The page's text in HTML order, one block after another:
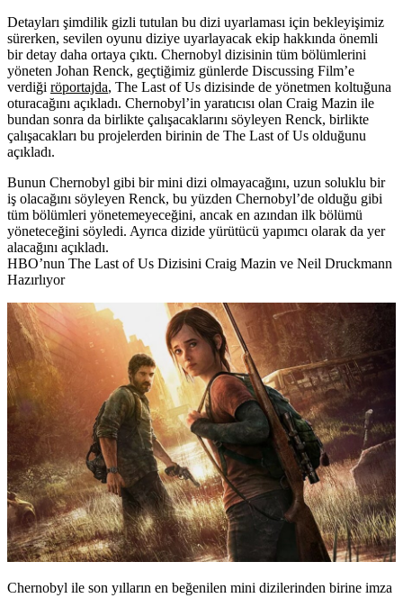
Detayları şimdilik gizli tutulan bu dizi uyarlaması için bekleyişimiz
sürerken, sevilen oyunu diziye uyarlayacak ekip hakkında önemli
bir detay daha ortaya çıktı. Chernobyl dizisinin tüm bölümlerini
yöneten Johan Renck, geçtiğimiz günlerde Discussing Film’e
verdiği röportajda, The Last of Us dizisinde de yönetmen koltuğuna
oturacağını açıkladı. Chernobyl’in yaratıcısı olan Craig Mazin ile
bundan sonra da birlikte çalışacaklarını söyleyen Renck, birlikte
çalışacakları bu projelerden birinin de The Last of Us olduğunu
açıkladı.
Bunun Chernobyl gibi bir mini dizi olmayacağını, uzun soluklu bir
iş olacağını söyleyen Renck, bu yüzden Chernobyl’de olduğu gibi
tüm bölümleri yönetemeyeceğini, ancak en azından ilk bölümü
yöneteceğini söyledi. Ayrıca dizide yürütücü yapımcı olarak da yer
alacağını açıkladı.
HBO’nun The Last of Us Dizisini Craig Mazin ve Neil Druckmann
Hazırlıyor
Chernobyl ile son yılların en beğenilen mini dizilerinden birine imza